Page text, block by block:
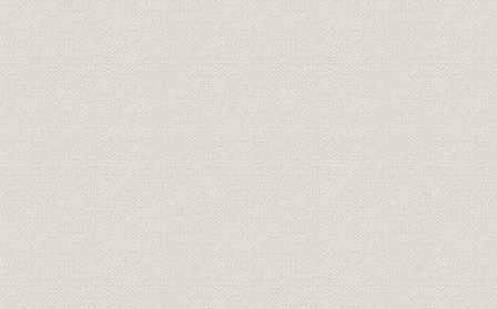
業界 業界における当社の地位 昭和36年
設備 主要生産設備一覧